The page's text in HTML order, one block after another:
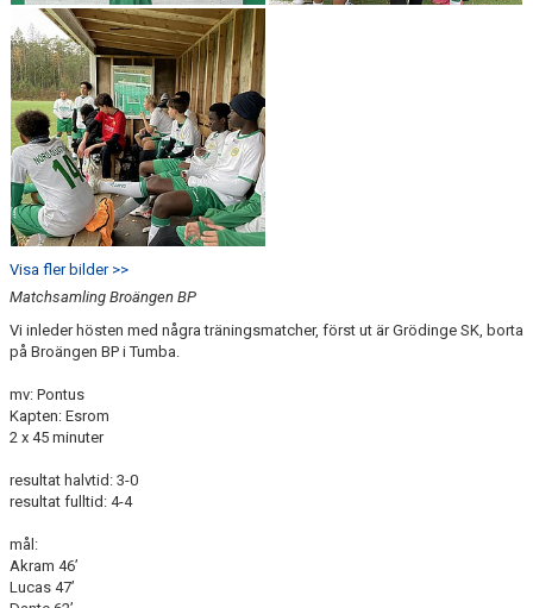
Visa fler bilder >>
Matchsamling Broängen BP
Vi inleder hösten med några träningsmatcher, först ut är Grödinge SK, borta
på Broängen BP i Tumba.
mv: Pontus
Kapten: Esrom
2 x 45 minuter
resultat halvtid: 3-0
resultat fulltid: 4-4
mål:
Akram 46’
Lucas 47’